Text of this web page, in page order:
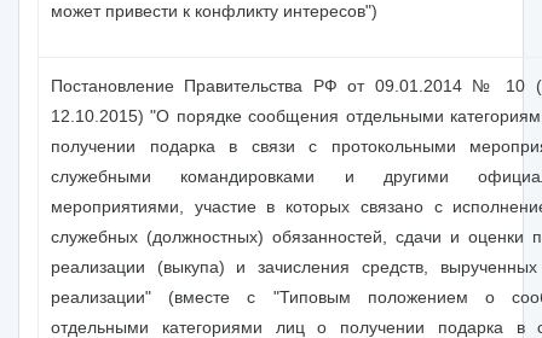
может привести к конфликту интересов")
Постановление Правительства РФ от 09.01.2014 № 10
12.10.2015) "О порядке сообщения отдельными
получении подарка в связи с протокольными
служебными командировками и другими
мероприятиями, участие в которых связано с
служебных (должностных) обязанностей, сдачи и оценки
реализации (выкупа) и зачисления средств,
реализации" (вместе с "Типовым положением о
отдельными категориями лиц о получении подарка в